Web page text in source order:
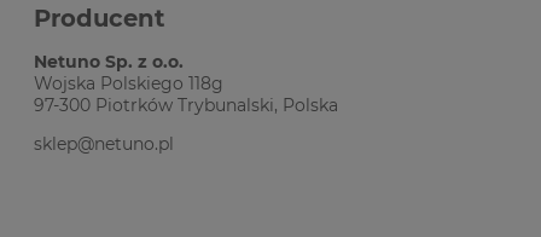
Producent
Netuno Sp. z o.o.
Wojska Polskiego 118g
97-300 Piotrków Trybunalski, Polska
sklep@netuno.pl